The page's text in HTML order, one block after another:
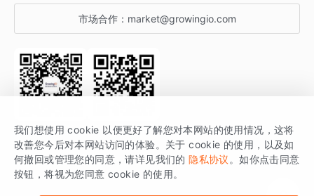
开发者文档
SDK 文档
场景指南
行业活动
市场合作： market@growingio.com
关注公众号 获取更多干货
GrowingIO 是专注于数据智能分析与增长的品牌，核心平台为 GrowingIO
分析云。
我们想使用 cookie 以便更好了解您对本网站的使用情况，这将
改善您今后对本网站访问的体验。关于 cookie 的使用，以及如
何撤回或管理您的同意，请详见我们的 隐私协议 。如你点击同意
按钮，将视为您同意 cookie 的使用。